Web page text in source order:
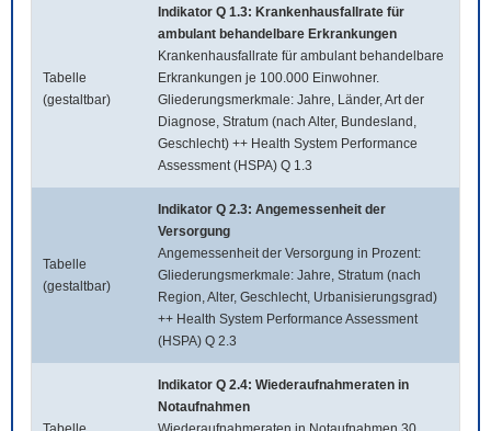
Tabelle
(gestaltbar)
Indikator Q 1.3: Krankenhausfallrate für
ambulant behandelbare Erkrankungen
Krankenhausfallrate für ambulant behandelbare
Erkrankungen je 100.000 Einwohner.
Gliederungsmerkmale: Jahre, Länder, Art der
Diagnose, Stratum (nach Alter, Bundesland,
Geschlecht) ++ Health System Performance
Assessment (HSPA) Q 1.3
Tabelle
(gestaltbar)
Indikator Q 2.3: Angemessenheit der
Versorgung
Angemessenheit der Versorgung in Prozent:
Gliederungsmerkmale: Jahre, Stratum (nach
Region, Alter, Geschlecht, Urbanisierungsgrad)
++ Health System Performance Assessment
(HSPA) Q 2.3
Indikator Q 2.4: Wiederaufnahmeraten in
Notaufnahmen